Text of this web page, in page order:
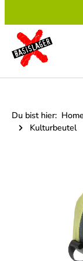
Du bist hier: Home
Kulturbeutel